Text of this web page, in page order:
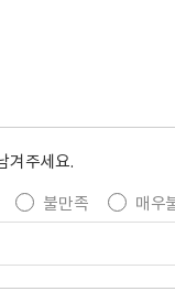
겨주세요.
불만족
매우